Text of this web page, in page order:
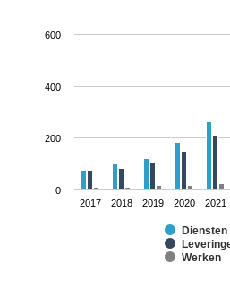
Diensten
Werken
2017 2018 2019 2020 2021
0
200
400
600